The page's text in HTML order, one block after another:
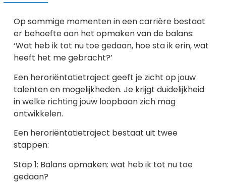
Op sommige momenten in een carrière bestaat
er behoefte aan het opmaken van de balans:
‘Wat heb ik tot nu toe gedaan, hoe sta ik erin, wat
heeft het me gebracht?’
Een heroriëntatietraject geeft je zicht op jouw
talenten en mogelijkheden. Je krijgt duidelijkheid
in welke richting jouw loopbaan zich mag
ontwikkelen.
Een heroriëntatietraject bestaat uit twee
stappen:
Stap 1: Balans opmaken: wat heb ik tot nu toe
gedaan?